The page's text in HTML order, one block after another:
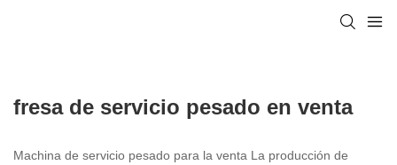
fresa de servicio pesado en venta
Machina de servicio pesado para la venta La producción de